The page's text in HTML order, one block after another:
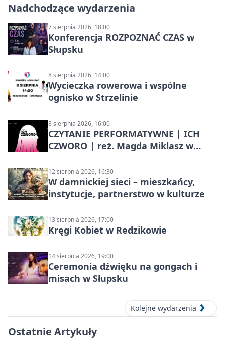
Nadchodzące wydarzenia
7 sierpnia 2026, 18:00
Konferencja ROZPOZNAĆ CZAS w
Słupsku
8 sierpnia 2026, 14:00
Wycieczka rowerowa i wspólne
ognisko w Strzelinie
8 sierpnia 2026, 16:00
CZYTANIE PERFORMATYWNE | ICH
CZWORO | reż. Magda Miklasz w
12 sierpnia 2026, 16:30
W damnickiej sieci – mieszkańcy,
instytucje, partnerstwo w kulturze
13 sierpnia 2026, 17:00
Kręgi Kobiet w Redzikowie
14 sierpnia 2026, 19:00
Ceremonia dźwięku na gongach i
misach w Słupsku
Kolejne wydarzenia
Ostatnie Artykuły